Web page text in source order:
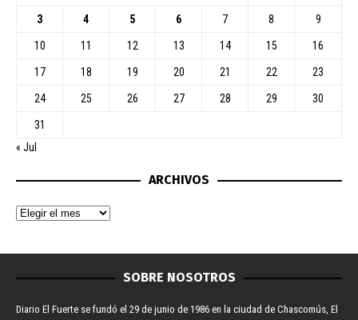
3 4 5 6 7 8 9
10 11 12 13 14 15 16
17 18 19 20 21 22 23
24 25 26 27 28 29 30
31
« Jul
ARCHIVOS
SOBRE NOSOTROS
Diario El Fuerte se fundó el 29 de junio de 1986 en la ciudad de Chascomús, El